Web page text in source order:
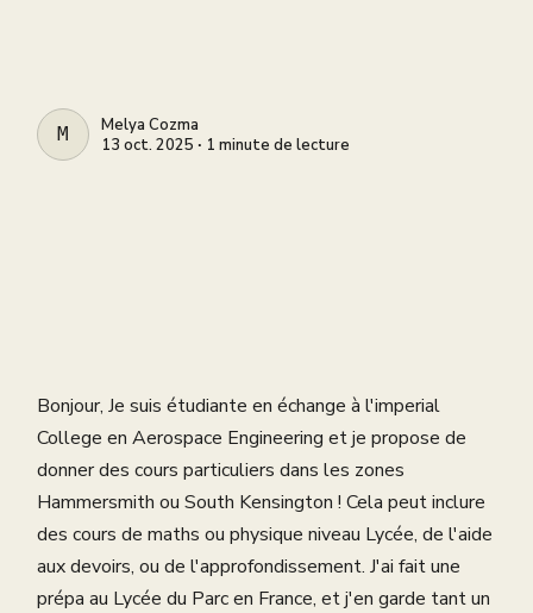
MELYA COZMA
Melya Cozma
13 oct. 2025 ∙ 1 minute de lecture
Bonjour, Je suis étudiante en échange à l'imperial
College en Aerospace Engineering et je propose de
donner des cours particuliers dans les zones
Hammersmith ou South Kensington ! Cela peut inclure
des cours de maths ou physique niveau Lycée, de l'aide
aux devoirs, ou de l'approfondissement. J'ai fait une
prépa au Lycée du Parc en France, et j'en garde tant un